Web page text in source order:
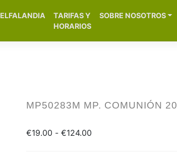
ELFALANDIA
TARIFAS Y
HORARIOS
SOBRE NOSOTROS
MP50283M MP. COMUNIÓN
€19.00 - €124.00